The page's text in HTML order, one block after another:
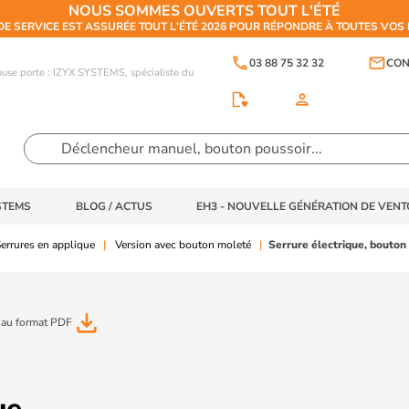
NOUS SOMMES OUVERTS TOUT L'ÉTÉ
SERVICE EST ASSURÉE TOUT L'ÉTÉ 2026 POUR RÉPONDRE À TOUTES
porte : IZYX SYSTEMS, spécialiste du
phone03 88 75 32 32 email
person
BLOG / ACTUS EH3 - NOUVELLE GÉNÉRATION DE
en applique Version avec bouton moleté Serrure électrique,
format PDF file_download